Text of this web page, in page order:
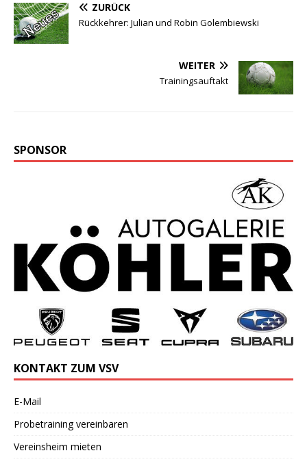
ZURÜCK
Rückkehrer: Julian und Robin Golembiewski
WEITER
Trainingsauftakt
SPONSOR
KONTAKT ZUM VSV
E-Mail
Probetraining vereinbaren
Vereinsheim mieten